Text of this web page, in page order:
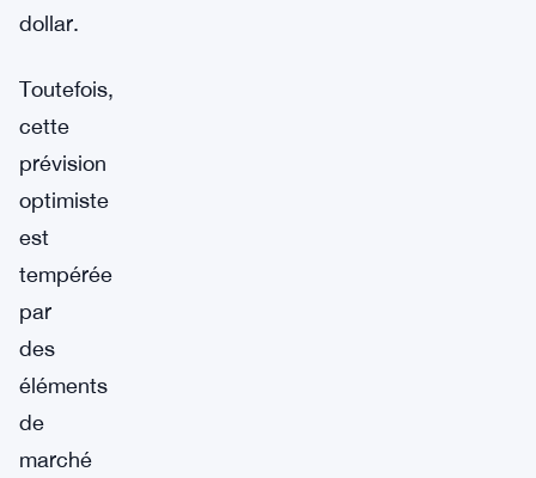
dollar.
Toutefois,
cette
prévision
optimiste
est
tempérée
par
des
éléments
de
marché